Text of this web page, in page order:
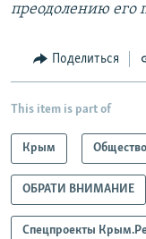
преодолению его
Поделиться
This item is part of
Крым Общество
ОБРАТИ ВНИМАНИЕ
Спецпроекты